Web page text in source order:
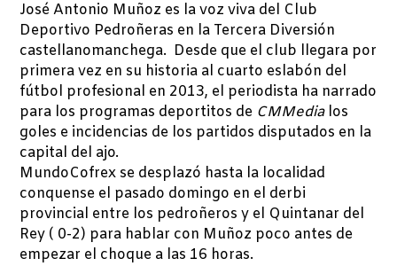
José Antonio Muñoz es la voz viva del Club
Deportivo Pedroñeras en la Tercera Diversión
castellanomanchega. Desde que el club llegara por
primera vez en su historia al cuarto eslabón del
fútbol profesional en 2013, el periodista ha narrado
para los programas deportitos de CMMedialos
goles e incidencias de los partidos disputados en la
capital del ajo.
MundoCofrex se desplazó hasta la localidad
conquense el pasado domingo en el derbi
provincial entre los pedroñeros y el Quintanar del
Rey ( 0-2) para hablar con Muñoz poco antes de
empezar el choque a las 16 horas.